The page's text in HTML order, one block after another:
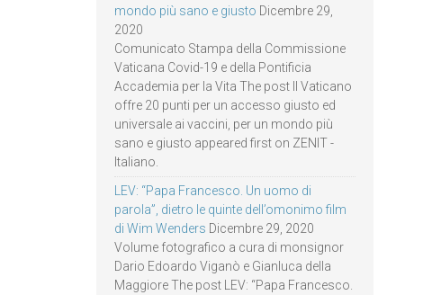
mondo più sano e giusto Dicembre 29,
2020
Comunicato Stampa della Commissione
Vaticana Covid-19 e della Pontificia
Accademia per la Vita The post Il Vaticano
offre 20 punti per un accesso giusto ed
universale ai vaccini, per un mondo più
sano e giusto appeared first on ZENIT -
Italiano.
LEV: “Papa Francesco. Un uomo di
parola”, dietro le quinte dell’omonimo film
di Wim Wenders Dicembre 29, 2020
Volume fotografico a cura di monsignor
Dario Edoardo Viganò e Gianluca della
Maggiore The post LEV: “Papa Francesco.